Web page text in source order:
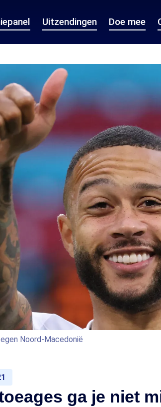
Uitzendingen Doe mee
Noord-Macedonië
ga je niet